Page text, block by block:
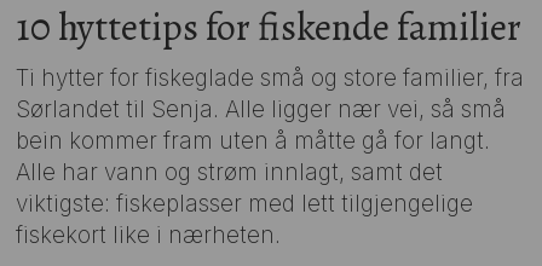
10 hyttetips for fiskende familier
Ti hytter for fiskeglade små og store familier, fra
Sørlandet til Senja. Alle ligger nær vei, så små
bein kommer fram uten å måtte gå for langt.
Alle har vann og strøm innlagt, samt det
viktigste: fiskeplasser med lett tilgjengelige
fiskekort like i nærheten.